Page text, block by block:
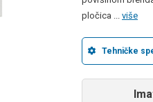
pločica ... više
Tehničke